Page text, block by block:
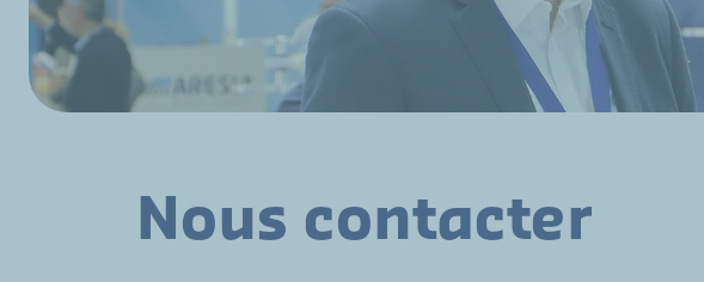
Nous contacter